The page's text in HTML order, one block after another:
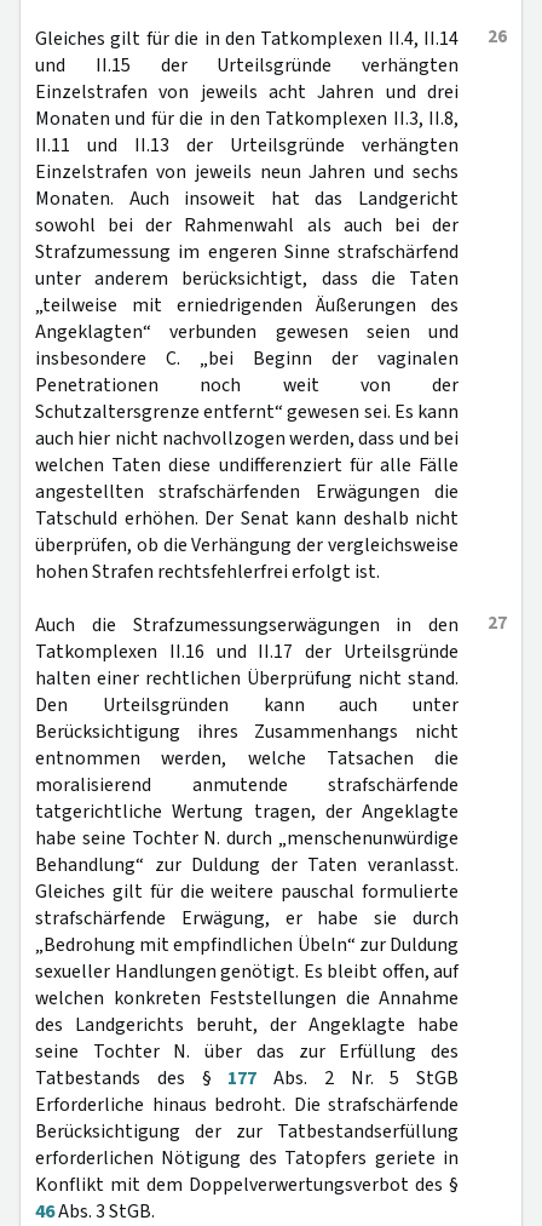
26
Gleiches gilt für die in den Tatkomplexen II.4, II.14
und II.15 der Urteilsgründe verhängten
Einzelstrafen von jeweils acht Jahren und drei
Monaten und für die in den Tatkomplexen II.3, II.8,
II.11 und II.13 der Urteilsgründe verhängten
Einzelstrafen von jeweils neun Jahren und sechs
Monaten. Auch insoweit hat das Landgericht
sowohl bei der Rahmenwahl als auch bei der
Strafzumessung im engeren Sinne strafschärfend
unter anderem berücksichtigt, dass die Taten
„teilweise mit erniedrigenden Äußerungen des
Angeklagten“ verbunden gewesen seien und
insbesondere C. „bei Beginn der vaginalen
Penetrationen noch weit von der
Schutzaltersgrenze entfernt“ gewesen sei. Es kann
auch hier nicht nachvollzogen werden, dass und bei
welchen Taten diese undifferenziert für alle Fälle
angestellten strafschärfenden Erwägungen die
Tatschuld erhöhen. Der Senat kann deshalb nicht
überprüfen, ob die Verhängung der vergleichsweise
hohen Strafen rechtsfehlerfrei erfolgt ist.
27
Auch die Strafzumessungserwägungen in den
Tatkomplexen II.16 und II.17 der Urteilsgründe
halten einer rechtlichen Überprüfung nicht stand.
Den Urteilsgründen kann auch unter
Berücksichtigung ihres Zusammenhangs nicht
entnommen werden, welche Tatsachen die
moralisierend anmutende strafschärfende
tatgerichtliche Wertung tragen, der Angeklagte
habe seine Tochter N. durch „menschenunwürdige
Behandlung“ zur Duldung der Taten veranlasst.
Gleiches gilt für die weitere pauschal formulierte
strafschärfende Erwägung, er habe sie durch
„Bedrohung mit empfindlichen Übeln“ zur Duldung
sexueller Handlungen genötigt. Es bleibt offen, auf
welchen konkreten Feststellungen die Annahme
des Landgerichts beruht, der Angeklagte habe
seine Tochter N. über das zur Erfüllung des
Tatbestands des § 177 Abs. 2 Nr. 5 StGB
Erforderliche hinaus bedroht. Die strafschärfende
Berücksichtigung der zur Tatbestandserfüllung
erforderlichen Nötigung des Tatopfers geriete in
Konflikt mit dem Doppelverwertungsverbot des §
46Abs. 3 StGB.